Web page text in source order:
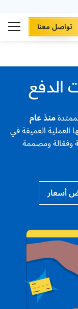
تواصل معنا
الدفع
منذ عام
العملية العميقة في
وفعّالة ومصممة
أسعار